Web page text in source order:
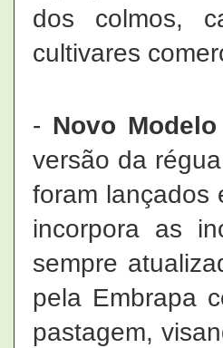
dos colmos,
cultivares
- Novo
versão da
foram lançados
incorpora as
sempre
pela Embrapa
pastagem,